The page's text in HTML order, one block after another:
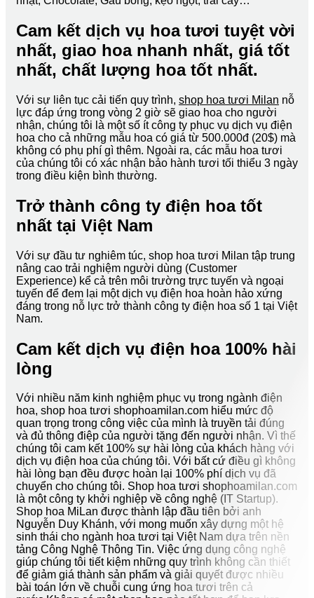
Cam kết dịch vụ hoa tươi tuyệt vời
nhất, giao hoa nhanh nhất, giá tốt
nhất, chất lượng hoa tốt nhất.
Với sự liên tục cải tiến quy trình, shop hoa tươi Milan nỗ
lực đáp ứng trong vòng 2 giờ sẽ giao hoa cho người
nhận, chúng tôi là một số ít công ty phục vụ dịch vụ điện
hoa cho cả những mẫu hoa có giá từ 500.000đ (20$) mà
không có phụ phí gì thêm. Ngoài ra, các mẫu hoa tươi
của chúng tôi có xác nhận bảo hành tươi tối thiểu 3 ngày
trong điều kiện bình thường.
Trở thành công ty điện hoa tốt
nhất tại Việt Nam
Với sự đầu tư nghiêm túc, shop hoa tươi Milan tập trung
nâng cao trải nghiệm người dùng (Customer
Experience) kể cả trên môi trường trực tuyến và ngoại
tuyến để đem lại một dịch vụ điện hoa hoàn hảo xứng
đáng trong nỗ lực trở thành công ty điện hoa số 1 tại Việt
Nam.
Cam kết dịch vụ điện hoa 100% hài
lòng
Với nhiều năm kinh nghiệm phục vụ trong ngành điện
hoa, shop hoa tươi shophoamilan.com hiểu mức độ
quan trọng trong công việc của mình là truyền tải đúng
và đủ thông điệp của người tặng đến người nhận. Vì thế
chúng tôi cam kết 100% sự hài lòng của khách hàng với
dịch vụ điện hoa của chúng tôi. Với bất cứ điều gì không
hài lòng bạn đều được hoàn lại 100% phí dịch vụ đã
chuyển cho chúng tôi. Shop hoa tươi shophoamilan.com
là một công ty khởi nghiệp về công nghệ (IT Startup).
Shop hoa MiLan được thành lập đầu tiên bởi anh
Nguyễn Duy Khánh, với mong muốn xây dựng một hệ
sinh thái cho ngành hoa tươi tại Việt Nam dựa trên nền
tảng Công Nghệ Thông Tin. Việc ứng dụng công nghệ
giúp chúng tôi tiết kiệm những quy trình không cần thiết
để giảm giá thành sản phẩm và giải quyết được nhiều
bài toán lớn về chuỗi cung ứng hoa tươi trên cả